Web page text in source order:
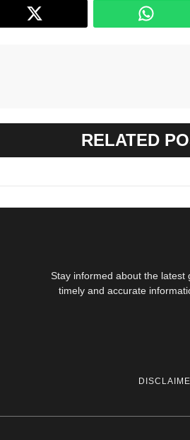
RELATED
Stay informed about the latest
timely and accurate